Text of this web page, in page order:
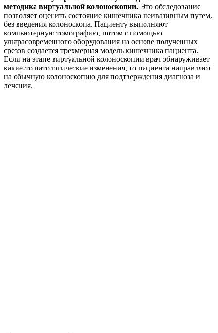
методика виртуальной колоноскопии. Это обследование
позволяет оценить состояние кишечника неивазивным путем,
без введения колоноскопа. Пациенту выполняют
компьютерную томографию, потом с помощью
ультрасовременного оборудования на основе полученных
срезов создается трехмерная модель кишечника пациента.
Если на этапе виртуальной колоноскопии врач обнаруживает
какие-то патологические изменения, то пациента направляют
на обычную колоноскопию для подтверждения диагноза и
лечения.